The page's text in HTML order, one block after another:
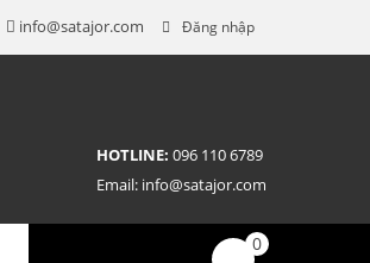
Đăng nhập
info@satajor.com
HOTLINE: 096 110 6789
Email: info@satajor.com
0